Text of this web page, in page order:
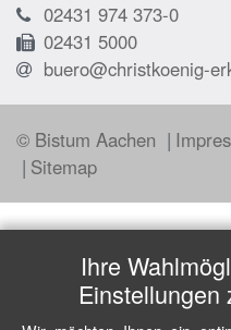
02431 974 373-0
02431 5000
buero@christkoenig-
© Bistum Aachen
Sitemap
Ihre
Einstellungen